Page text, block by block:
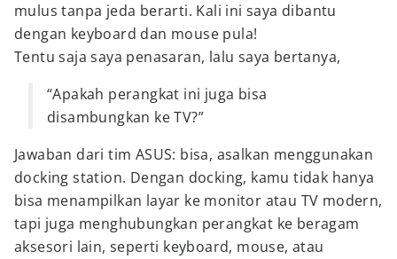
mulus tanpa jeda berarti. Kali ini saya dibantu
dengan keyboard dan mouse pula!
Tentu saja saya penasaran, lalu saya bertanya,
“Apakah perangkat ini juga bisa
disambungkan ke TV?”
Jawaban dari tim ASUS: bisa, asalkan menggunakan
docking station. Dengan docking, kamu tidak hanya
bisa menampilkan layar ke monitor atau TV modern,
tapi juga menghubungkan perangkat ke beragam
aksesori lain, seperti keyboard, mouse, atau